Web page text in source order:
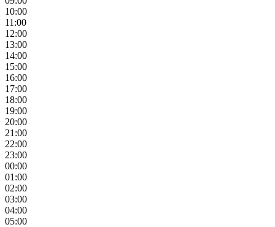
10:00
11:00
12:00
13:00
14:00
15:00
16:00
17:00
18:00
19:00
20:00
21:00
22:00
23:00
00:00
01:00
02:00
03:00
04:00
05:00